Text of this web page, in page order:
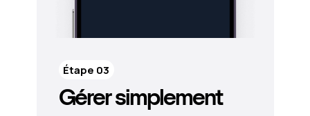
Gérer simplement
Étape 03